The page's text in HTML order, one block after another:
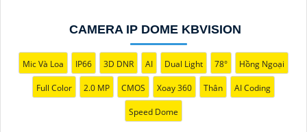
CAMERA IP DOME KBVISION
Mic Và Loa IP66 3D DNR AI Dual Light 78° Hồng Ngoại
Full Color 2.0 MP CMOS Xoay 360 Thân AI Coding
Speed Dome